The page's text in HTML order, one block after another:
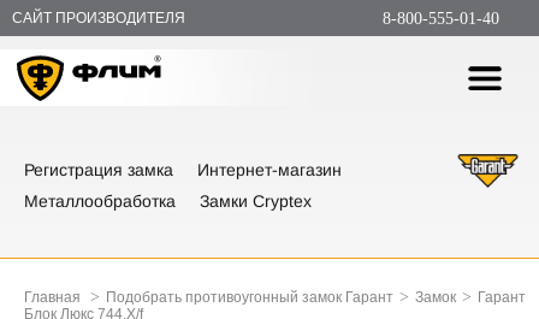
САЙТ ПРОИЗВОДИТЕЛЯ 8-800-555-01-40
Регистрация замка
Интернет-магазин
Металлообработка
Замки Cryptex
Главная > Подобрать противоугонный замок Гарант > Замок > Гарант
Блок Люкс 744.X/f